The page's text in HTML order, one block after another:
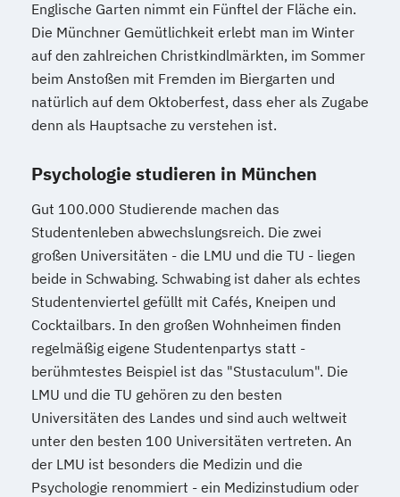
Englische Garten nimmt ein Fünftel der Fläche ein.
Die Münchner Gemütlichkeit erlebt man im Winter
auf den zahlreichen Christkindlmärkten, im Sommer
beim Anstoßen mit Fremden im Biergarten und
natürlich auf dem Oktoberfest, dass eher als Zugabe
denn als Hauptsache zu verstehen ist.
Psychologie studieren in München
Gut 100.000 Studierende machen das
Studentenleben abwechslungsreich. Die zwei
großen Universitäten - die LMU und die TU - liegen
beide in Schwabing. Schwabing ist daher als echtes
Studentenviertel gefüllt mit Cafés, Kneipen und
Cocktailbars. In den großen Wohnheimen finden
regelmäßig eigene Studentenpartys statt -
berühmtestes Beispiel ist das "Stustaculum". Die
LMU und die TU gehören zu den besten
Universitäten des Landes und sind auch weltweit
unter den besten 100 Universitäten vertreten. An
der LMU ist besonders die Medizin und die
Psychologie renommiert - ein Medizinstudium oder